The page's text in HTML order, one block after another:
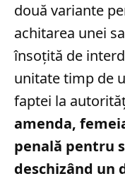
două variante
achitarea unei
însoțită de
unitate timp de
faptei la
amenda,
penală pentru
deschizând un